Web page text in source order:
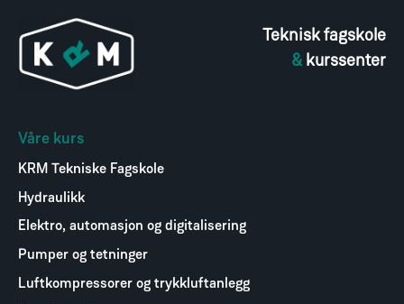
Teknisk fagskole
& kurssenter
Våre kurs
KRM Tekniske Fagskole
Hydraulikk
Elektro, automasjon og digitalisering
Pumper og tetninger
Luftkompressorer og trykkluftanlegg